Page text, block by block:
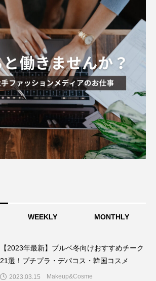
WEEKLY MONTHLY
【2023年最新】ブルベ冬向けおすすめチーク
21選！プチプラ・デパコス・韓国コスメ
2023.03.15 Makeup&Cosme